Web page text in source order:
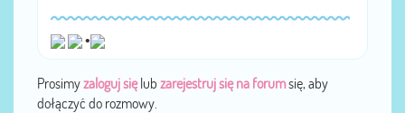
•
Prosimyzaloguj sięlub zarejestruj się na forumsię, aby
dołączyć do rozmowy.